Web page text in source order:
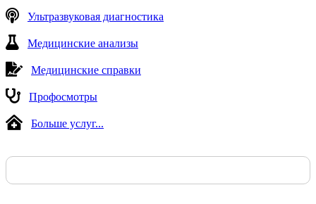
Ультразвуковая диагностика
Медицинские анализы
Медицинские справки
Профосмотры
Больше услуг...